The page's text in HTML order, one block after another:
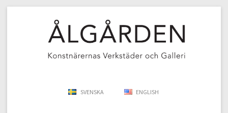
SVENSKA ENGLISH